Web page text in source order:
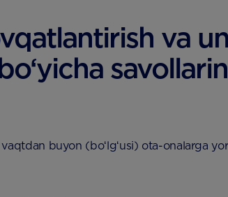
va
buyon (boʻlgʻusi) ota-onalarga